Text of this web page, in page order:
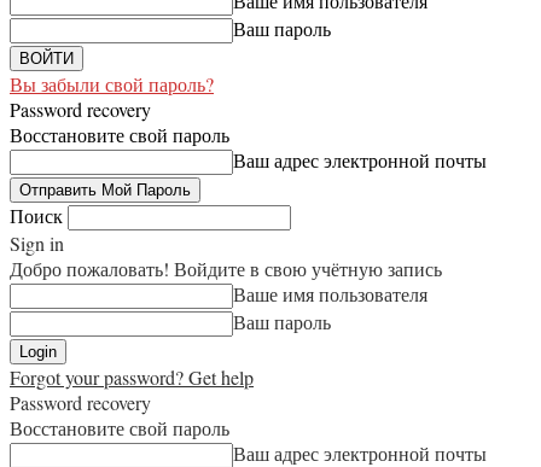
Ваш пароль
Вы забыли свой пароль?
Password recovery
Восстановите свой пароль
Ваш адрес электронной почты
Поиск
Sign in
Добро пожаловать! Войдите в свою учётную запись
Ваше имя пользователя
Ваш пароль
Forgot your password? Get help
Password recovery
Восстановите свой пароль
Ваш адрес электронной почты